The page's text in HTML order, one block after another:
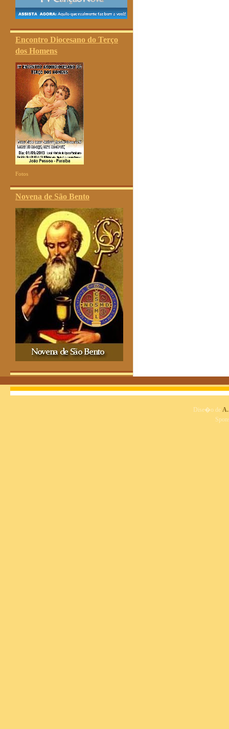
Encontro Diocesano do Terço
dos Homens
Fotos
Novena de São Bento
Dise�o de